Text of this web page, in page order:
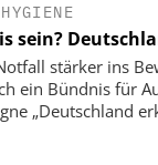
HYGIENE
sein?
stärker ins
ein Bündnis für
„Deutschland